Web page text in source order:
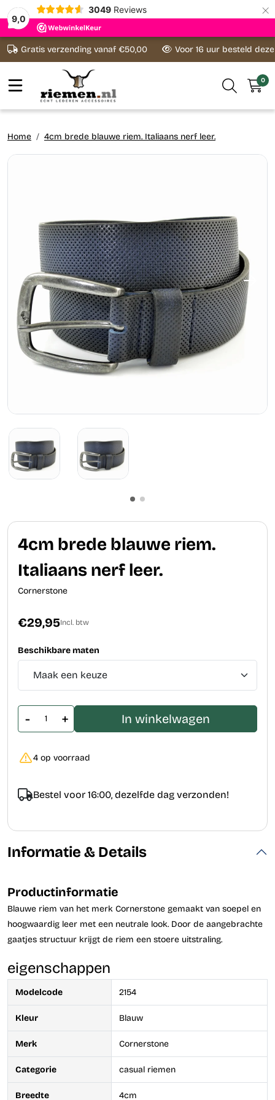
9,0
3049 Reviews ×
Ga naar content
Gratis verzending vanaf €50,00 Voor 16 uur besteld
0
Home 4cm brede blauwe riem. Italiaans nerf leer.
4cm brede blauwe riem.
Italiaans nerf leer.
Cornerstone
€29,95Incl. btw
Beschikbare maten
- + In winkelwagen
4 op voorraad
Bestel voor 16:00, dezelfde dag verzonden!
Informatie & Details
Productinformatie
Blauwe riem van het merk Cornerstone gemaakt van soepel en
hoogwaardig leer met een neutrale look. Door de aangebrachte
gaatjes structuur krijgt de riem een stoere uitstraling.
eigenschappen
Modelcode 2154
Kleur Blauw
Merk Cornerstone
Categorie casual riemen
Breedte 4cm